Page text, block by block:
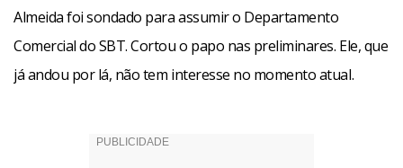
Almeida foi sondado para assumir o Departamento
Comercial do SBT. Cortou o papo nas preliminares. Ele, que
já andou por lá, não tem interesse no momento atual.